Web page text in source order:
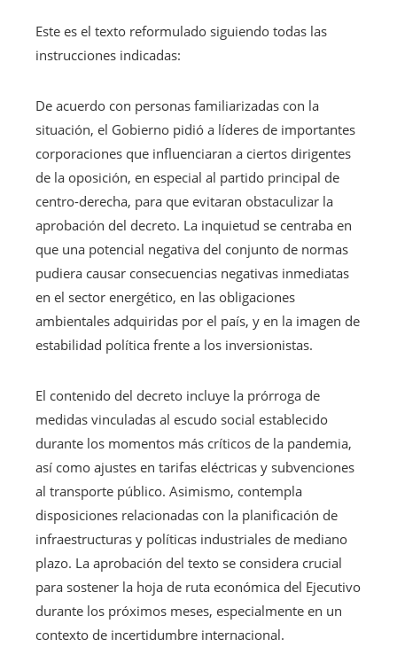
Este es el texto reformulado siguiendo todas las
instrucciones indicadas:
De acuerdo con personas familiarizadas con la
situación, el Gobierno pidió a líderes de importantes
corporaciones que influenciaran a ciertos dirigentes
de la oposición, en especial al partido principal de
centro-derecha, para que evitaran obstaculizar la
aprobación del decreto. La inquietud se centraba en
que una potencial negativa del conjunto de normas
pudiera causar consecuencias negativas inmediatas
en el sector energético, en las obligaciones
ambientales adquiridas por el país, y en la imagen de
estabilidad política frente a los inversionistas.
El contenido del decreto incluye la prórroga de
medidas vinculadas al escudo social establecido
durante los momentos más críticos de la pandemia,
así como ajustes en tarifas eléctricas y subvenciones
al transporte público. Asimismo, contempla
disposiciones relacionadas con la planificación de
infraestructuras y políticas industriales de mediano
plazo. La aprobación del texto se considera crucial
para sostener la hoja de ruta económica del Ejecutivo
durante los próximos meses, especialmente en un
contexto de incertidumbre internacional.